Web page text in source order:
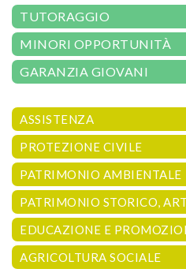
TUTORAGGIO
MINORI OPPORTUNITÀ
GARANZIA GIOVANI
ASSISTENZA
PROTEZIONE CIVILE
PATRIMONIO AMBIENTALE
PATRIMONIO STORICO,
EDUCAZIONE E
AGRICOLTURA SOCIALE